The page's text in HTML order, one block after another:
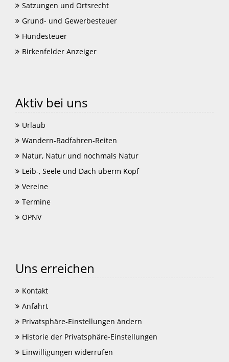
Satzungen und Ortsrecht
Grund- und Gewerbesteuer
Hundesteuer
Birkenfelder Anzeiger
Aktiv bei uns
Urlaub
Wandern-Radfahren-Reiten
Natur, Natur und nochmals Natur
Leib-, Seele und Dach überm Kopf
Vereine
Termine
ÖPNV
Uns erreichen
Kontakt
Anfahrt
Privatsphäre-Einstellungen ändern
Historie der Privatsphäre-Einstellungen
Einwilligungen widerrufen